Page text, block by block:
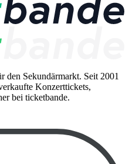
den Sekundärmarkt. Seit 2001
Konzerttickets,
bei ticketbande.